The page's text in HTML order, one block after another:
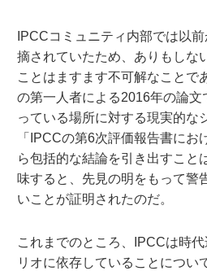
IPCCコミュニティ内部では以
摘されていたため、ありもしな
ことはますます不可解なことで
の第一人者による2016年の論
っている場所に対する現実的な
「IPCCの第6次評価報告書にお
ら包括的な結論を引き出すこと
味すると、先見の明をもって警
いことが証明されたのだ。
これまでのところ、IPCCは時
リオに依存していることについ